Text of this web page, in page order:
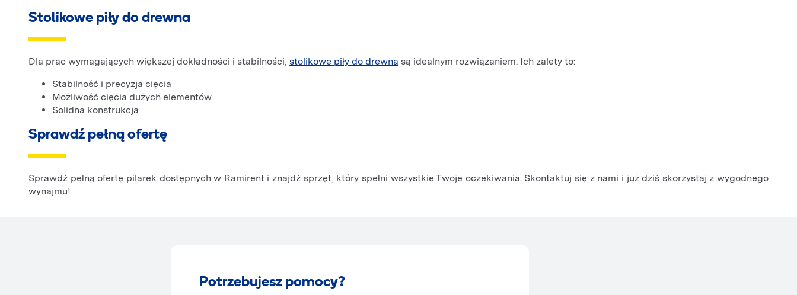
Stolikowe piły do drewna
Dla prac wymagających większej dokładności i stabilności, stolikowe piły do drewna są idealnym rozwiązaniem. Ich zalety to:
Stabilność i precyzja cięcia
Możliwość cięcia dużych elementów
Solidna konstrukcja
Sprawdź pełną ofertę
Sprawdź pełną ofertę pilarek dostępnych w Ramirent i znajdź sprzęt, który spełni wszystkie Twoje oczekiwania. Skontaktuj się z nami i już dziś skorzystaj z wygodnego
wynajmu!
Potrzebujesz pomocy?